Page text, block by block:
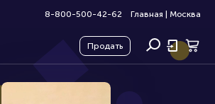
8-800-500-42-62 Главная Москва
Продать